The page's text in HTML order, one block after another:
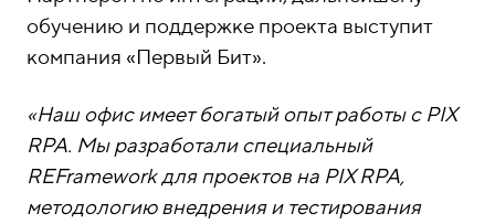
обучению и поддержке проекта выступит
компания «Первый Бит».
«Наш офис имеет богатый опыт работы с PIX
RPA. Мы разработали специальный
REFramework для проектов на PIX RPA,
методологию внедрения и тестирования